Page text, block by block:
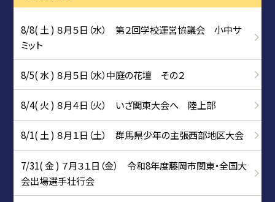
8/8( 土 ) ８月５日（水） 第２回学校運営協議会 小中サ
ミット
8/5( 水 ) ８月５日（水）中庭の花壇 その２
8/4( 火 ) ８月４日（火） いざ関東大会へ 陸上部
8/1( 土 ) ８月１日（土） 群馬県少年の主張西部地区大会
7/31( 金 ) ７月３１日（金） 令和8年度藤岡市関東・全国大
会出場選手壮行会